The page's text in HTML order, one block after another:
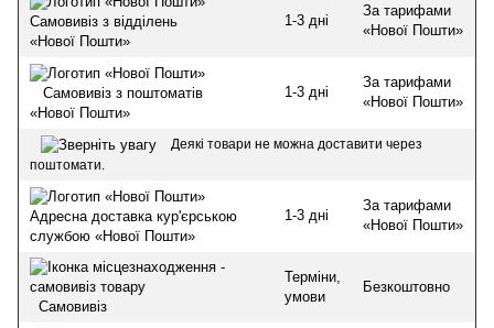
Самовивіз з відділень
«Нової Пошти»
1-3 дні
За тарифами
«Нової Пошти»
Самовивіз з поштоматів
«Нової Пошти»
1-3 дні
За тарифами
«Нової Пошти»
Деякі товари не можна доставити через
поштомати.
Адресна доставка кур'єрською
службою «Нової Пошти»
1-3 дні
За тарифами
«Нової Пошти»
Самовивіз
Терміни,
умови
Безкоштовно